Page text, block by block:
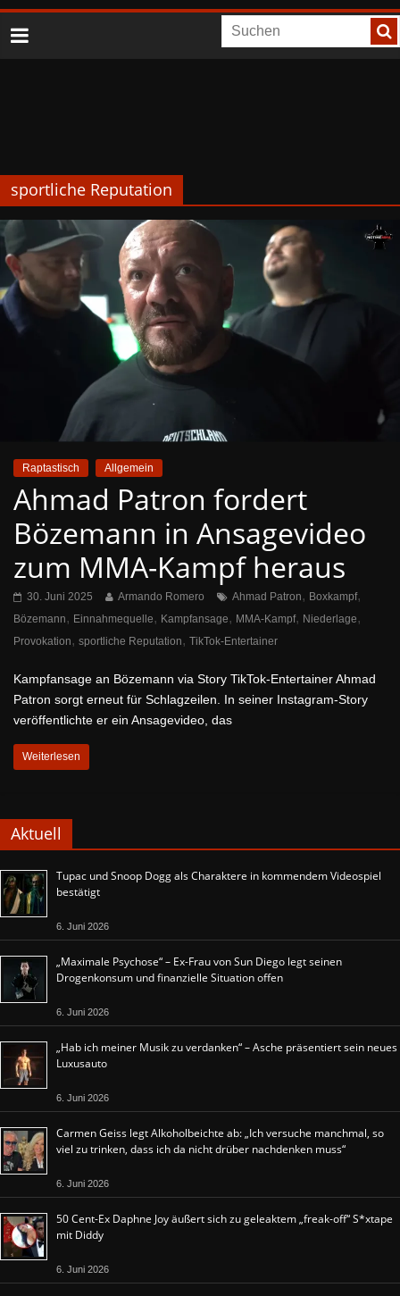
sportliche Reputation
Raptastisch Allgemein
Ahmad Patron fordert
Bözemann in Ansagevideo
zum MMA-Kampf heraus
30. Juni 2025 Armando Romero Ahmad Patron, Boxkampf,
Bözemann, Einnahmequelle, Kampfansage, MMA-Kampf, Niederlage,
Provokation, sportliche Reputation, TikTok-Entertainer
Kampfansage an Bözemann via Story TikTok-Entertainer Ahmad
Patron sorgt erneut für Schlagzeilen. In seiner Instagram-Story
veröffentlichte er ein Ansagevideo, das
Weiterlesen
Aktuell
Tupac und Snoop Dogg als Charaktere in kommendem Videospiel
bestätigt
6. Juni 2026
„Maximale Psychose“ – Ex-Frau von Sun Diego legt seinen
Drogenkonsum und finanzielle Situation offen
6. Juni 2026
„Hab ich meiner Musik zu verdanken“ – Asche präsentiert sein neues
Luxusauto
6. Juni 2026
Carmen Geiss legt Alkoholbeichte ab: „Ich versuche manchmal, so
viel zu trinken, dass ich da nicht drüber nachdenken muss“
6. Juni 2026
50 Cent-Ex Daphne Joy äußert sich zu geleaktem „freak-off“ S*xtape
mit Diddy
6. Juni 2026